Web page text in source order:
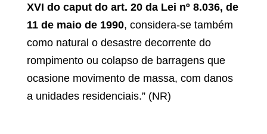
XVI do caput do art. 20 da Lei nº 8.036, de
11 de maio de 1990, considera-se também
como natural o desastre decorrente do
rompimento ou colapso de barragens que
ocasione movimento de massa, com danos
a unidades residenciais.” (NR)